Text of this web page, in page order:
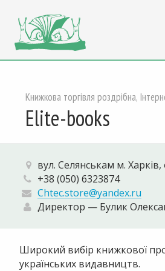
Книжкова торгівля роздрібна,
Elite-books
вул. Селянськам м. Харків,
+38 (050) 6323874
Chtec.store@yandex.ru
Директор — Булик
Широкий вибір книжкової
українських видавництв.